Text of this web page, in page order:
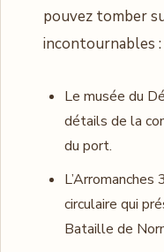
pouvez tomber
incontournables :
Le musée du
détails de la
du port.
circulaire qui
Bataille de